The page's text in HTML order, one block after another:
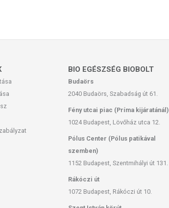
BIO EGÉSZSÉG BIOBOLT
Budaörs
2040 Budaörs, Szabadság út 61.
Fény utcai piac (Príma kijáratánál)
1024 Budapest, Lövőház utca 12.
Pólus Center (Pólus patikával
szemben)
1152 Budapest, Szentmihályi út 131.
Rákóczi út
1072 Budapest, Rákóczi út 10.